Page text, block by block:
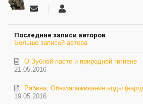
Подписаться
автора
Последние записи авторов
Больше записей автора
21.05.2016
О Зубной пасте и природной гигиене
19.05.2016
Рябина, Обеззараживание воды